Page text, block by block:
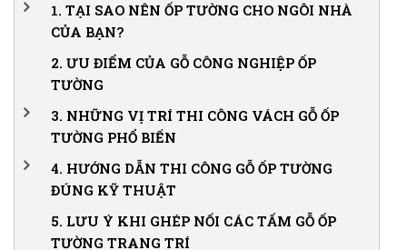
1. TẠI SAO NÊN ỐP TƯỜNG CHO NGÔI NHÀ
CỦA BẠN?
1.1.Bảo vệ tường bền bỉ theo thời gian
1.2.Tạo không gian ấm áp cho ngôi nhà
1.3.Tạo điểm nhấn cho không gian sống
2. ƯU ĐIỂM CỦA GỖ CÔNG NGHIỆP ỐP
TƯỜNG
3. NHỮNG VỊ TRÍ THI CÔNG VÁCH GỖ ỐP
TƯỜNG PHỔ BIẾN
3.1.Thi công ốp gỗ vách - kệ - tủ tivi
3.2.Thi công ốp gỗ chân tường phòng khách
3.3.Thi công vách ốp gỗ tường trên các mảnh
tường
4. HƯỚNG DẪN THI CÔNG GỖ ỐP TƯỜNG
ĐÚNG KỸ THUẬT
4.1.Hướng dẫn thi công gỗ ốp tường có sử dụng hệ
khung xương.
5. LƯU Ý KHI GHÉP NỐI CÁC TẤM GỖ ỐP
TƯỜNG TRANG TRÍ